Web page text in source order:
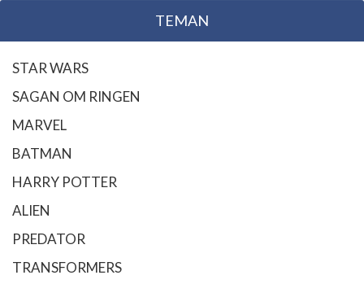
TEMAN
STAR WARS
SAGAN OM RINGEN
MARVEL
BATMAN
HARRY POTTER
ALIEN
PREDATOR
TRANSFORMERS